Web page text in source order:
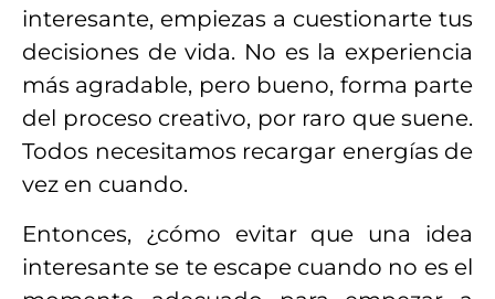
interesante, empiezas a cuestionarte tus
decisiones de vida. No es la experiencia
más agradable, pero bueno, forma parte
del proceso creativo, por raro que suene.
Todos necesitamos recargar energías de
vez en cuando.
Entonces, ¿cómo evitar que una idea
interesante se te escape cuando no es el